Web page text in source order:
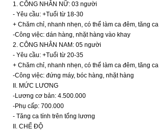
1. CÔNG NHÂN NỮ: 03 người
- Yêu cầu: +Tuổi từ 18-30
+ Chăm chỉ, nhanh nhẹn, có thể làm ca đêm, tăng ca
-Công việc: dán hàng, nhặt hàng vào khay
2. CÔNG NHÂN NAM: 05 người
- Yêu cầu: +Tuổi từ 20-35
+ Chăm chỉ, nhanh nhẹn, có thể làm ca đêm, tăng ca
-Công việc: đứng máy, bóc hàng, nhặt hàng
II. MỨC LƯƠNG
-Lương cơ bản: 4.500.000
-Phụ cấp: 700.000
- Tăng ca tính trên tổng lương
II. CHẾ ĐỘ